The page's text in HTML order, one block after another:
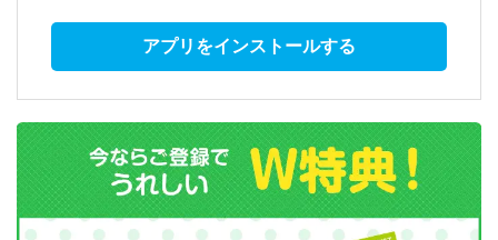
アプリをインストールする